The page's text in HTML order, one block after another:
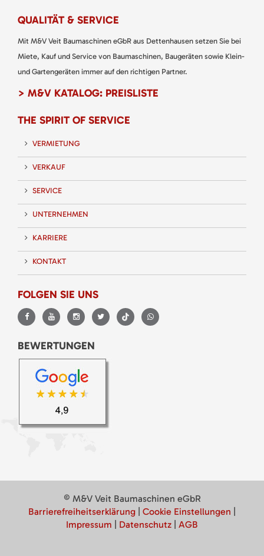
QUALITÄT & SERVICE
Mit M&V Veit Baumaschinen eGbR aus Dettenhausen setzen Sie bei
Miete, Kauf und Service von Baumaschinen, Baugeräten sowie Klein-
und Gartengeräten immer auf den richtigen Partner.
> M&V KATALOG: PREISLISTE
THE SPIRIT OF SERVICE
VERMIETUNG
VERKAUF
SERVICE
UNTERNEHMEN
KARRIERE
KONTAKT
FOLGEN SIE UNS
BEWERTUNGEN
© M&V Veit Baumaschinen eGbR
Barrierefreiheitserklärung
Cookie Einstellungen
Impressum
Datenschutz AGB